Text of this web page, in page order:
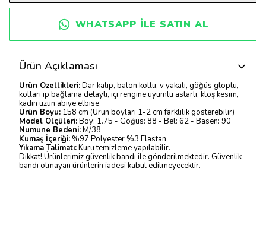
WHATSAPP ILE SATIN AL
Ürün Açıklaması
Ürün Özellikleri:Dar kalıp, balon kollu, v yakalı, göğüs gloplu,
kolları ip bağlama detaylı, içi rengine uyumlu astarlı, kloş kesim,
kadın uzun abiye elbise
Ürün Boyu: 158 cm (Ürün boyları 1-2 cm farklılık gösterebilir)
Model Ölçüleri:Boy: 1.75 - Göğüs: 88 - Bel: 62 - Basen: 90
Numune Bedeni:M/38
Kumaş İçeriği: %97 Polyester %3 Elastan
Yıkama Talimatı:Kuru temizleme yapılabilir.
Dikkat! Ürünlerimiz güvenlik bandı ile gönderilmektedir. Güvenlik
bandı olmayan ürünlerin iadesi kabul edilmeyecektir.